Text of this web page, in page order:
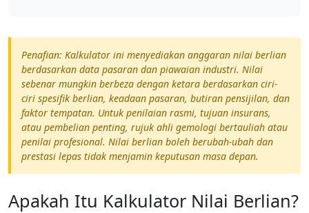
Penafian: Kalkulator ini menyediakan anggaran nilai berlian
berdasarkan data pasaran dan piawaian industri. Nilai
sebenar mungkin berbeza dengan ketara berdasarkan ciri-
ciri spesifik berlian, keadaan pasaran, butiran pensijilan, dan
faktor tempatan. Untuk penilaian rasmi, tujuan insurans,
atau pembelian penting, rujuk ahli gemologi bertauliah atau
penilai profesional. Nilai berlian boleh berubah-ubah dan
prestasi lepas tidak menjamin keputusan masa depan.
Apakah Itu Kalkulator Nilai Berlian?